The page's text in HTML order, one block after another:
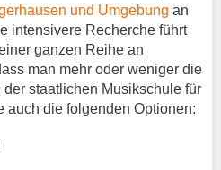
und Umgebung an
intensivere Recherche führt
ganzen Reihe an
man mehr oder weniger die
staatlichen Musikschule für
auch die folgenden Optionen: